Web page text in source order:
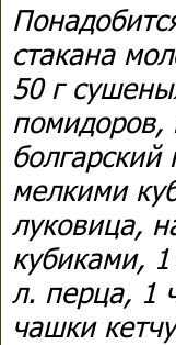
стакана
50 г
помидоров,
мелкими
луковица,
кубиками,
л. перца, 1
чашки